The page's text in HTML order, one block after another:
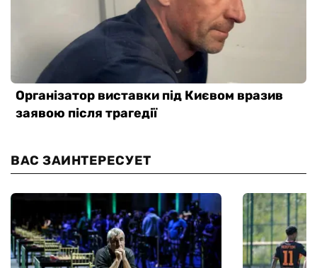
ВАС ЗАИНТЕРЕСУЕТ